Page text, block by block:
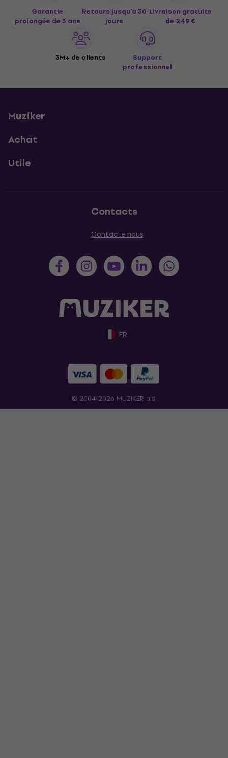
Garantie
prolongée de 3 ans
Retours jusqu’à 30
jours
Livraison gratuite
de 249 €
3M+ de clients
Support
professionnel
Muziker
Achat
Utile
Contacts
Contacte nous
FR
© 2004-2026 MUZIKER a.s.